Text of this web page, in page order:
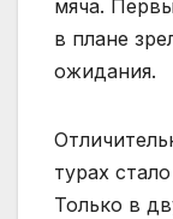
мяча.
в плане
ожидания.
турах
Только в